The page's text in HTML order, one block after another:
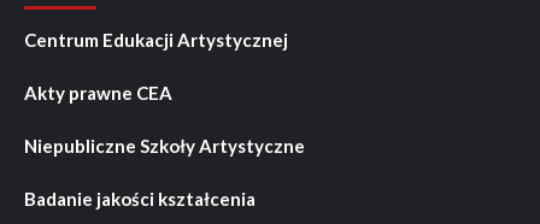
Centrum Edukacji Artystycznej
Akty prawne CEA
Niepubliczne Szkoły Artystyczne
Badanie jakości kształcenia